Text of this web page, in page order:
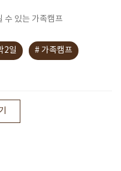
수 있는 가족캠프
2일 # 가족캠프